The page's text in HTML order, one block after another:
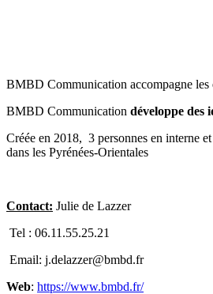
BMBD Communication accompagne les
BMBD Communication développe des
Créée en 2018, 3 personnes en interne
dans les Pyrénées-Orientales
Contact: Julie de Lazzer
Tel : 06.11.55.25.21
Email: j.delazzer@bmbd.fr
Web: https://www.bmbd.fr/